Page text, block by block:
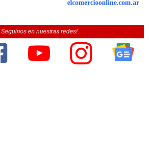
elcomercioonline.com.ar
Seguinos en nuestras redes!